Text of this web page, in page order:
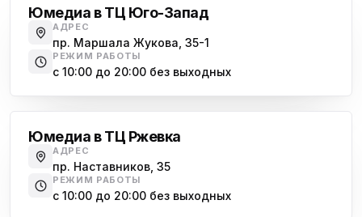
Юмедиа на Наставников
пр. Наставников 35
ю
Юмедиа в ТК Юго-Запад
пр. Маршала Жукова, 35-1
Юмедиа на Космонавтов
Юмедиа в ТЦ Юго-Запад
АДРЕС
пр. Маршала Жукова, 35-1
РЕЖИМ РАБОТЫ
с 10:00 до 20:00 без выходных
Юмедиа в ТЦ Ржевка
АДРЕС
пр. Наставников, 35
РЕЖИМ РАБОТЫ
с 10:00 до 20:00 без выходных